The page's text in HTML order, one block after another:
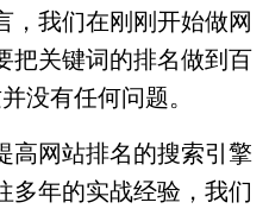
，我们在刚刚开始做网
把关键词的排名做到百
没有任何问题。
高网站排名的搜索引擎
多年的实战经验，我们